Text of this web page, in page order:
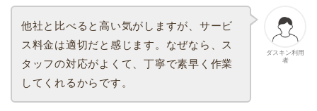
ダスキン利用
者
他社と比べると高い気がしますが、サービ
ス料金は適切だと感じます。なぜなら、ス
タッフの対応がよくて、丁寧で素早く作業
してくれるからです。